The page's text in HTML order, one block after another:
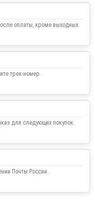
оплаты, кроме выходных.
трек-номер.
для следующих покупок.
Почты России.